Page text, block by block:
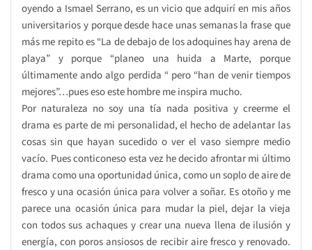
oyendo a Ismael Serrano, es un vicio que adquirí en mis años
universitarios y porque desde hace unas semanas la frase que
más me repito es “La de debajo de los adoquines hay arena de
playa” y porque “planeo una huida a Marte, porque
últimamente ando algo perdida “ pero “han de venir tiempos
mejores”…pues eso este hombre me inspira mucho.
Por naturaleza no soy una tía nada positiva y creerme el
drama es parte de mi personalidad, el hecho de adelantar las
cosas sin que hayan sucedido o ver el vaso siempre medio
vacío. Pues conticoneso esta vez he decido afrontar mi último
drama como una oportunidad única, como un soplo de aire de
fresco y una ocasión única para volver a soñar. Es otoño y me
parece una ocasión única para mudar la piel, dejar la vieja
con todos sus achaques y crear una nueva llena de ilusión y
energía, con poros ansiosos de recibir aire fresco y renovado.